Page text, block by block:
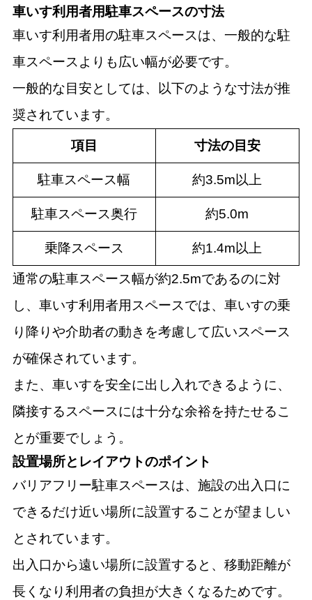
車いす利用者用駐車スペースの寸法
車いす利用者用の駐車スペースは、一般的な駐
車スペースよりも広い幅が必要です。
一般的な目安としては、以下のような寸法が推
奨されています。
項目 寸法の目安
駐車スペース幅 約3.5m以上
駐車スペース奥行 約5.0m
乗降スペース 約1.4m以上
通常の駐車スペース幅が約2.5mであるのに対
し、車いす利用者用スペースでは、車いすの乗
り降りや介助者の動きを考慮して広いスペース
が確保されています。
また、車いすを安全に出し入れできるように、
隣接するスペースには十分な余裕を持たせるこ
とが重要でしょう。
設置場所とレイアウトのポイント
バリアフリー駐車スペースは、施設の出入口に
できるだけ近い場所に設置することが望ましい
とされています。
出入口から遠い場所に設置すると、移動距離が
長くなり利用者の負担が大きくなるためです。